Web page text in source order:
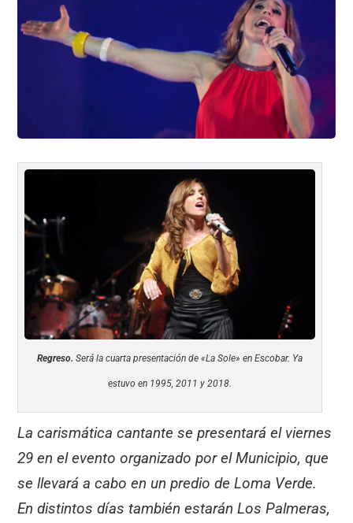
o
o
p
p
m
ar
tir
Regreso. Será la cuarta presentación de «La Sole» en Escobar. Ya
estuvo en 1995, 2011 y 2018.
La carismática cantante se presentará el viernes
29 en el evento organizado por el Municipio, que
se llevará a cabo en un predio de Loma Verde.
En distintos días también estarán Los Palmeras,